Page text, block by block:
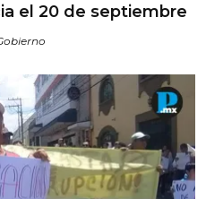
el 20 de septiembre